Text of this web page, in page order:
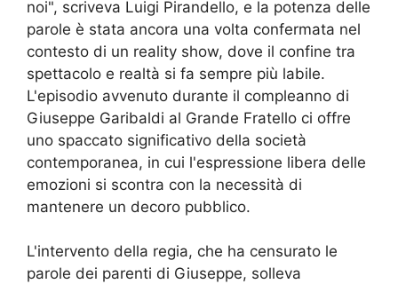
noi", scriveva Luigi Pirandello, e la potenza delle
parole è stata ancora una volta confermata nel
contesto di un reality show, dove il confine tra
spettacolo e realtà si fa sempre più labile.
L'episodio avvenuto durante il compleanno di
Giuseppe Garibaldi al Grande Fratello ci offre
uno spaccato significativo della società
contemporanea, in cui l'espressione libera delle
emozioni si scontra con la necessità di
mantenere un decoro pubblico.
L'intervento della regia, che ha censurato le
parole dei parenti di Giuseppe, solleva